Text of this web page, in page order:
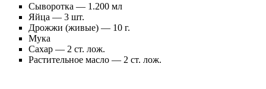
Сыворотка — 1.200 мл
Яйца — 3 шт.
Дрожжи (живые) — 10 г.
Мука
Сахар — 2 ст. лож.
Растительное масло — 2 ст. лож.